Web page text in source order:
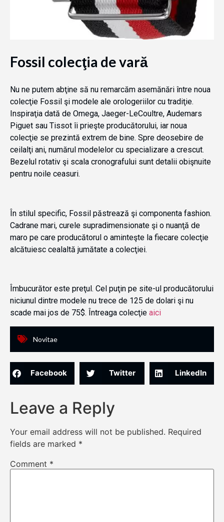
Fossil colecţia de vară
Nu ne putem abţine să nu remarcăm asemănări între noua
colecţie Fossil şi modele ale orologeriilor cu tradiţie.
Inspiraţia dată de Omega, Jaeger-LeCoultre, Audemars
Piguet sau Tissot îi prieşte producătorului, iar noua
colecţie se prezintă extrem de bine. Spre deosebire de
ceilalţi ani, numărul modelelor cu specializare a crescut.
Bezelul rotativ şi scala cronografului sunt detalii obişnuite
pentru noile ceasuri.
În stilul specific, Fossil păstrează şi componenta fashion.
Cadrane mari, curele supradimensionate şi o nuanţă de
maro pe care producătorul o aminteşte la fiecare colecţie
alcătuiesc cealaltă jumătate a colecţiei.
Îmbucurător este preţul. Cel puţin pe site-ul producătorului
niciunul dintre modele nu trece de 125 de dolari şi nu
scade mai jos de 75$. Întreaga colecţie aici
Novitae
Facebook Twitter LinkedIn
Leave a Reply
Your email address will not be published. Required
fields are marked *
Comment *